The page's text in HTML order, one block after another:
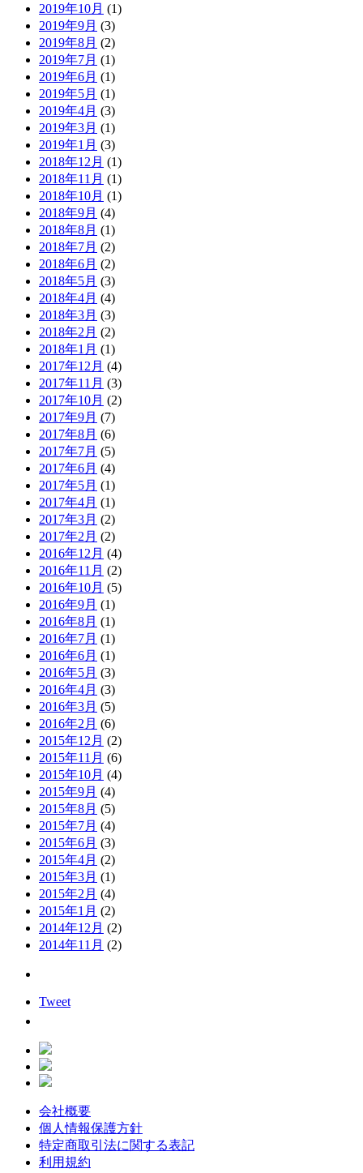
2019年10月 (1)
2019年9月 (3)
2019年8月 (2)
2019年7月 (1)
2019年6月 (1)
2019年5月 (1)
2019年4月 (3)
2019年3月 (1)
2019年1月 (3)
2018年12月 (1)
2018年11月 (1)
2018年10月 (1)
2018年9月 (4)
2018年8月 (1)
2018年7月 (2)
2018年6月 (2)
2018年5月 (3)
2018年4月 (4)
2018年3月 (3)
2018年2月 (2)
2018年1月 (1)
2017年12月 (4)
2017年11月 (3)
2017年10月 (2)
2017年9月 (7)
2017年8月 (6)
2017年7月 (5)
2017年6月 (4)
2017年5月 (1)
2017年4月 (1)
2017年3月 (2)
2017年2月 (2)
2016年12月 (4)
2016年11月 (2)
2016年10月 (5)
2016年9月 (1)
2016年8月 (1)
2016年7月 (1)
2016年6月 (1)
2016年5月 (3)
2016年4月 (3)
2016年3月 (5)
2016年2月 (6)
2015年12月 (2)
2015年11月 (6)
2015年10月 (4)
2015年9月 (4)
2015年8月 (5)
2015年7月 (4)
2015年6月 (3)
2015年4月 (2)
2015年3月 (1)
2015年2月 (4)
2015年1月 (2)
2014年12月 (2)
2014年11月 (2)
Tweet
会社概要
個人情報保護方針
特定商取引法に関する表記
利用規約